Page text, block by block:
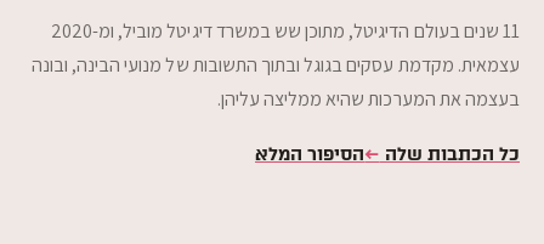
11 שנים בעולם הדיגיטל, מתוכן שש במשרד דיגיטל מוביל, ומ-2020
עצמאית. מקדמת עסקים בגוגל ובתוך התשובות של מנועי הבינה, ובונה
בעצמה את המערכות שהיא ממליצה עליהן.
כל הכתבות שלה ←הסיפור המלא